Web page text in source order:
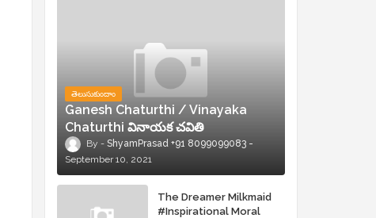
తెలుసుకుందాం
Ganesh Chaturthi / Vinayaka
Chaturthi వినాయక చవితి
ShyamPrasad +91 8099099083
September 10, 2021
The Dreamer Milkmaid
#Inspirational Moral